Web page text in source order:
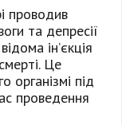
проводив
та депресії
ін’єкція
Це
організмі під
проведення